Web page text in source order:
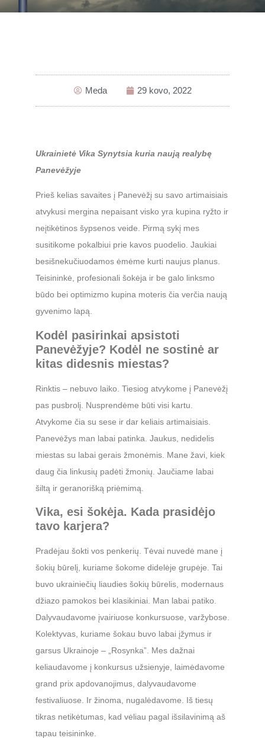
Meda 29 kovo, 2022
Ukrainietė Vika Synytsia kuria naują realybę
Panevėžyje
Prieš kelias savaites į Panevėžį su savo artimaisiais
atvykusi mergina nepaisant visko yra kupina ryžto ir
neįtikėtinos šypsenos veide. Pirmą sykį mes
susitikome pokalbiui prie kavos puodelio. Jaukiai
besišnekučiuodamos ėmėme kurti naujus planus.
Teisininkė, profesionali šokėja ir be galo linksmo
būdo bei optimizmo kupina moteris čia verčia naują
gyvenimo lapą.
Kodėl pasirinkai apsistoti
Panevėžyje? Kodėl ne sostinė ar
kitas didesnis miestas?
Rinktis – nebuvo laiko. Tiesiog atvykome į Panevėžį
pas pusbrolį. Nusprendėme būti visi kartu.
Atvykome čia su sese ir dar keliais artimaisiais.
Panevėžys man labai patinka. Jaukus, nedidelis
miestas su labai gerais žmonėmis. Mane žavi, kiek
daug čia linkusių padėti žmonių. Jaučiame labai
šiltą ir geranorišką priėmimą.
Vika, esi šokėja. Kada prasidėjo
tavo karjera?
Pradėjau šokti vos penkerių. Tėvai nuvedė mane į
šokių būrelį, kuriame šokome didelėje grupėje. Tai
buvo ukrainiečių liaudies šokių būrelis, modernaus
džiazo pamokos bei klasikiniai. Man labai patiko.
Dalyvaudavome įvairiuose konkursuose, varžybose.
Kolektyvas, kuriame šokau buvo labai įžymus ir
garsus Ukrainoje – „Rosynka”. Mes dažnai
keliaudavome į konkursus užsienyje, laimėdavome
grand prix apdovanojimus, dalyvaudavome
festivaliuose. Ir žinoma, nugalėdavome. Iš tiesų
tikras netikėtumas, kad vėliau pagal išsilavinimą aš
tapau teisininke.